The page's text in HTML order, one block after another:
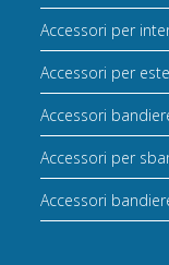
Accessori per
Accessori per
Accessori
Accessori per
Accessori